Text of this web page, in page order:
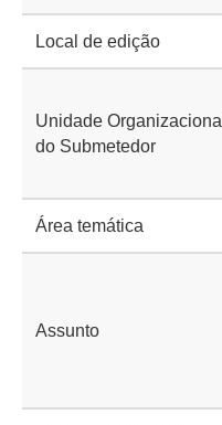
Local de edição
Unidade Organizacional
do Submetedor
Área temática
Assunto